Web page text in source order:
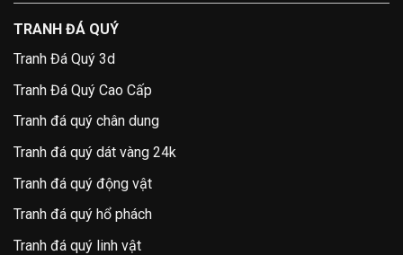
TRANH ĐÁ QUÝ
Tranh Đá Quý 3d
Tranh Đá Quý Cao Cấp
Tranh đá quý chân dung
Tranh đá quý dát vàng 24k
Tranh đá quý động vật
Tranh đá quý hổ phách
Tranh đá quý linh vật